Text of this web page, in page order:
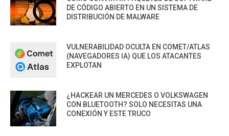
DE CÓDIGO ABIERTO EN UN SISTEMA DE
DISTRIBUCIÓN DE MALWARE
VULNERABILIDAD OCULTA EN COMET/ATLAS
(NAVEGADORES IA) QUE LOS ATACANTES
EXPLOTAN
¿HACKEAR UN MERCEDES O VOLKSWAGEN
CON BLUETOOTH? SOLO NECESITAS UNA
CONEXIÓN Y ESTE TRUCO